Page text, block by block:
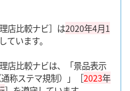
店比較ナビ］は2020年4月1
ています。
店比較ナビは、「景品表示
称ステマ規制）」［2023年